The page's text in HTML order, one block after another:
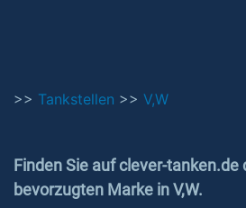
>> Tankstellen >> V,W
Finden Sie auf clever-tanken.de
bevorzugten Marke in V,W.